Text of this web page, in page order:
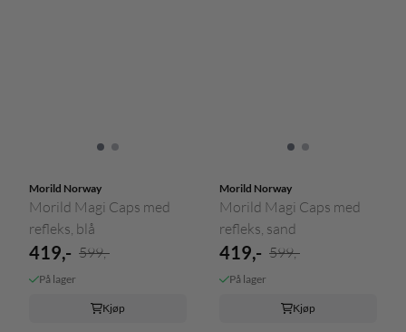
Morild Norway
Morild Magi Caps med
refleks, blå
419,- 599,-
På lager
Kjøp
Morild Norway
Morild Magi Caps med
refleks, sand
419,- 599,-
På lager
Kjøp